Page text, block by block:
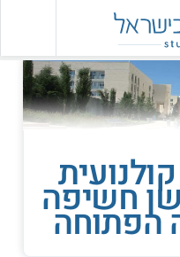
חשיפה
הפתוחה